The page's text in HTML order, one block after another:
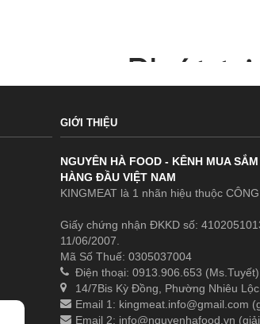
GIỚI THIỆU
NGUYÊN HÀ FOOD - KÊNH MUA
HÀNG ĐẦU VIỆT NAM
KINGMEAT là 1 nhãn hiệu thuộc
Giấy chứng nhận ĐKKD số:
11/06/2007.
Mã Số Thuế: 0305037004
Điện thoại: 0913.906.653 (Ms.Tuyết)
14/7Bis Kỳ Đồng, Phường Nhiêu
Email 1: kingmeat.info@gmail.com
Email 2: info@nguyenhafood.vn